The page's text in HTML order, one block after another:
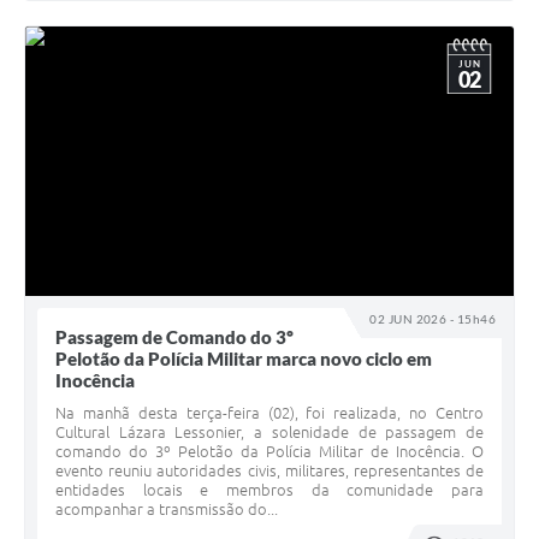
02 JUN 2026 - 15h46
JUN
02
Passagem de Comando do 3º
Pelotão da Polícia Militar marca novo ciclo em
Inocência
Na manhã desta terça-feira (02), foi realizada, no Centro
Cultural Lázara Lessonier, a solenidade de passagem de
comando do 3º Pelotão da Polícia Militar de Inocência. O
evento reuniu autoridades civis, militares, representantes de
entidades locais e membros da comunidade para
acompanhar a transmissão do...